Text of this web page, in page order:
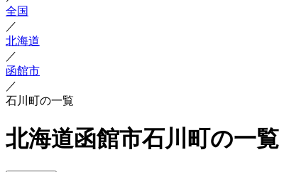
全国
／
北海道
／
函館市
／
石川町の一覧
北海道函館市石川町の一覧